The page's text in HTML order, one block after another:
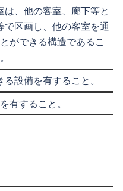
、他の客室、廊下等と
区画し、他の客室を通
ができる構造であるこ
設備を有すること。
有すること。